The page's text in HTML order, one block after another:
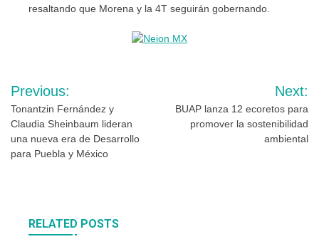
resaltando que Morena y la 4T seguirán gobernando.
Navegación
de
entradas
Previous:
Tonantzin Fernández y
Claudia Sheinbaum lideran
una nueva era de Desarrollo
para Puebla y México
Next:
BUAP lanza 12 ecoretos para
promover la sostenibilidad
ambiental
RELATED POSTS